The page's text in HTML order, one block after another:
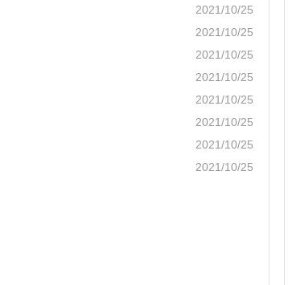
2021/10/25
2021/10/25
2021/10/25
2021/10/25
2021/10/25
2021/10/25
2021/10/25
2021/10/25